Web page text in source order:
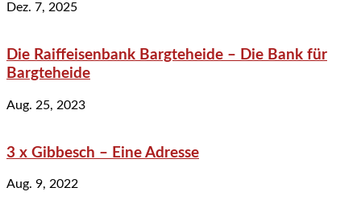
Dez. 7, 2025
Die Raiffeisenbank Bargteheide – Die Bank für
Bargteheide
Aug. 25, 2023
3 x Gibbesch – Eine Adresse
Aug. 9, 2022